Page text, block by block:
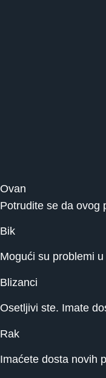
Ovan
Potrudite se da ovog
Bik
Mogući su problemi
Blizanci
Osetljivi ste. Imate
Rak
Imaćete dosta novih